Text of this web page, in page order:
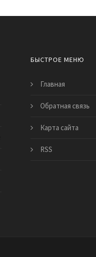
БЫСТРОЕ МЕНЮ
Главная
Обратная связь
Карта сайта
RSS